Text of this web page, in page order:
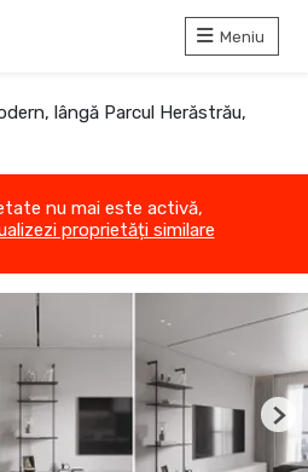
Meniu
lângă Parcul Herăstrău,
nu mai este activă,
proprietăți similare